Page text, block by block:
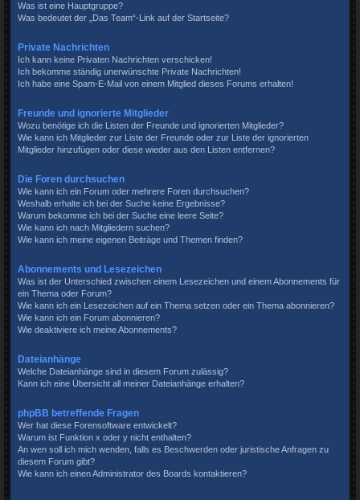
Was ist eine Hauptgruppe?
Was bedeutet der „Das Team“-Link auf der Startseite?
Private Nachrichten
Ich kann keine Privaten Nachrichten verschicken!
Ich bekomme ständig unerwünschte Private Nachrichten!
Ich habe eine Spam-E-Mail von einem Mitglied dieses Forums erhalten!
Freunde und ignorierte Mitglieder
Wozu benötige ich die Listen der Freunde und ignorierten Mitglieder?
Wie kann ich Mitglieder zur Liste der Freunde oder zur Liste der ignorierten
Mitglieder hinzufügen oder diese wieder aus den Listen entfernen?
Die Foren durchsuchen
Wie kann ich ein Forum oder mehrere Foren durchsuchen?
Weshalb erhalte ich bei der Suche keine Ergebnisse?
Warum bekomme ich bei der Suche eine leere Seite?
Wie kann ich nach Mitgliedern suchen?
Wie kann ich meine eigenen Beiträge und Themen finden?
Abonnements und Lesezeichen
Was ist der Unterschied zwischen einem Lesezeichen und einem Abonnements für
ein Thema oder Forum?
Wie kann ich ein Lesezeichen auf ein Thema setzen oder ein Thema abonnieren?
Wie kann ich ein Forum abonnieren?
Wie deaktiviere ich meine Abonnements?
Dateianhänge
Welche Dateianhänge sind in diesem Forum zulässig?
Kann ich eine Übersicht all meiner Dateianhänge erhalten?
phpBB betreffende Fragen
Wer hat diese Forensoftware entwickelt?
Warum ist Funktion x oder y nicht enthalten?
An wen soll ich mich wenden, falls es Beschwerden oder juristische Anfragen zu
diesem Forum gibt?
Wie kann ich einen Administrator des Boards kontaktieren?